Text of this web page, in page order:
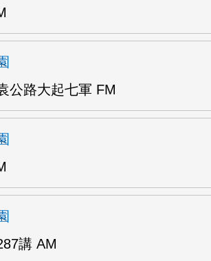
公路大起七軍 FM
講 AM